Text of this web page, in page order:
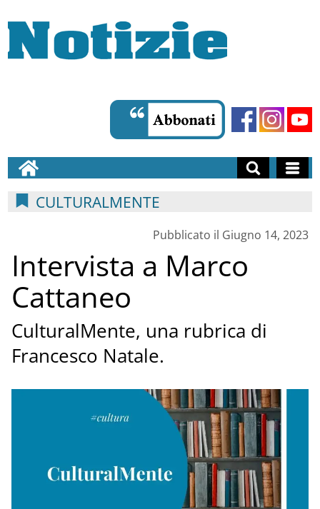
CULTURALMENTE
Pubblicato il Giugno 14, 2023
Intervista a Marco
Cattaneo
CulturalMente, una rubrica di
Francesco Natale.